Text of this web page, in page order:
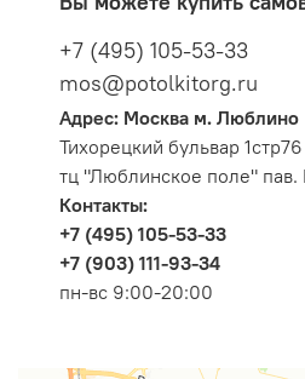
+7 (495) 105-53-33
mos@potolkitorg.ru
Адрес: Москва м. Люблино
Тихорецкий бульвар 1стр76
тц "Люблинское поле" пав.
Контакты:
+7 (495) 105-53-33
+7 (903) 111-93-34
пн-вс 9:00-20:00